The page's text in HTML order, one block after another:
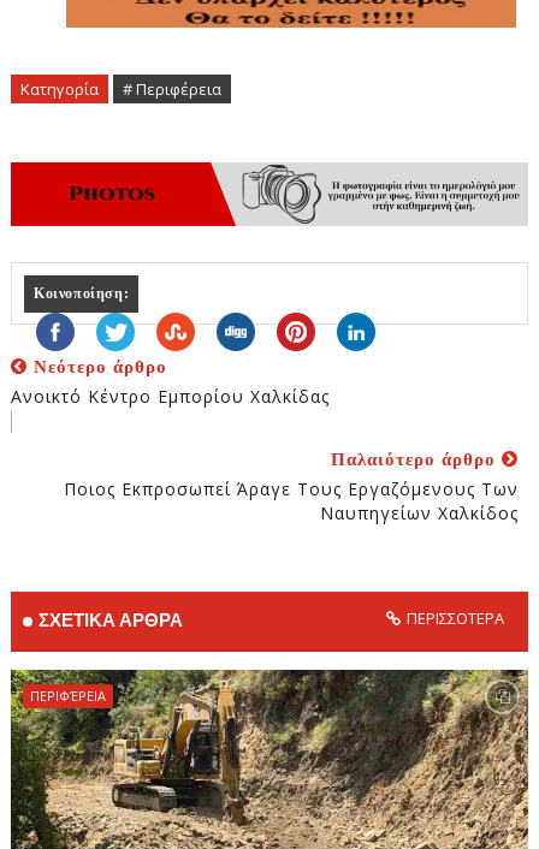
Κατηγορία # Περιφέρεια
Κοινοποίηση:
Νεότερο άρθρο
Ανοικτό Κέντρο Εμπορίου Χαλκίδας
Παλαιότερο άρθρο
Ποιος Εκπροσωπεί Άραγε Τους Εργαζόμενους Των
Ναυπηγείων Χαλκίδος
ΣΧΕΤΙΚΑ ΑΡΘΡΑ ΠΕΡΙΣΣΟΤΕΡΑ
ΠΕΡΙΦΈΡΕΙΑ